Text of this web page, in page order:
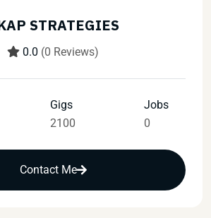
STRATEGIES
0.0 (0 Reviews)
Gigs
2100
Jobs
0
Contact Me